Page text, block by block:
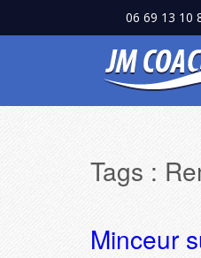
06 69 13 10
Tags :
Minceur